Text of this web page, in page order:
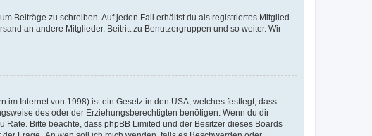
Beiträge zu schreiben. Auf jeden Fall erhältst du als registriertes Mitglied
an andere Mitglieder, Beitritt zu Benutzergruppen und so weiter. Wir
im Internet von 1998) ist ein Gesetz in den USA, welches festlegt, dass
des oder der Erziehungsberechtigten benötigen. Wenn du dir
Bitte beachte, dass phpBB Limited und der Besitzer dieses Boards